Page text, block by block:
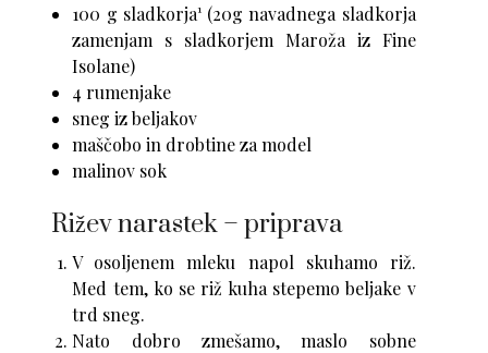
100 g sladkorja¹ (20g navadnega sladkorja
zamenjam s sladkorjem Maroža iz Fine
Isolane)
4 rumenjake
sneg iz beljakov
maščobo in drobtine za model
malinov sok
Rižev narastek – priprava
V osoljenem mleku napol skuhamo riž.
Med tem, ko se riž kuha stepemo beljake v
trd sneg.
Nato dobro zmešamo, maslo sobne